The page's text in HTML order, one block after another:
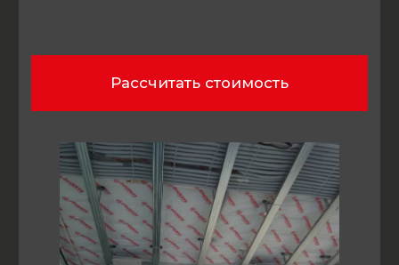
Занимаемся отоплением,
водоснабжением, проводим
электромонтажные работы. В каркасном
здании все коммуникации
прокладываем с учетом строгих норм
пожарной безопасности - здесь нельзя
рисковать.